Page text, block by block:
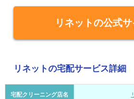
リネットの公式
リネットの宅配サービス詳細
宅配クリーニング店名